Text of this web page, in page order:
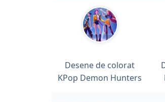
Desene de colorat
KPop Demon Hunters